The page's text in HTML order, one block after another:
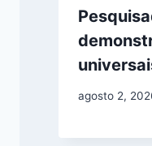
agosto 2,